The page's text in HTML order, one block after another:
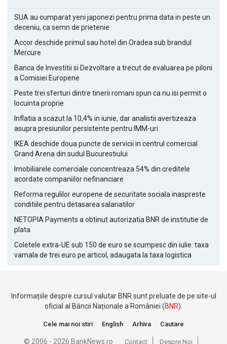
SUA au cumparat yeni japonezi pentru prima data in peste un
deceniu, ca semn de prietenie
Accor deschide primul sau hotel din Oradea sub brandul
Mercure
Banca de Investitii si Dezvoltare a trecut de evaluarea pe piloni
a Comisiei Europene
Peste trei sferturi dintre tinerii romani spun ca nu isi permit o
locuinta proprie
Inflatia a scazut la 10,4% in iunie, dar analistii avertizeaza
asupra presiunilor persistente pentru IMM-uri
IKEA deschide doua puncte de servicii in centrul comercial
Grand Arena din sudul Bucurestiului
Imobiliarele comerciale concentreaza 54% din creditele
acordate companiilor nefinanciare
Reforma regulilor europene de securitate sociala inaspreste
conditiile pentru detasarea salariatilor
NETOPIA Payments a obtinut autorizatia BNR de institutie de
plata
Coletele extra-UE sub 150 de euro se scumpesc din iulie: taxa
vamala de trei euro pe articol, adaugata la taxa logistica
Informațiile despre cursul valutar BNR sunt preluate de pe site-ul
oficial al Băncii Naționale a României (BNR).
Cele mai noi stiri English Arhiva Cautare
© 2006 - 2026 BankNews.ro Contact Despre Noi